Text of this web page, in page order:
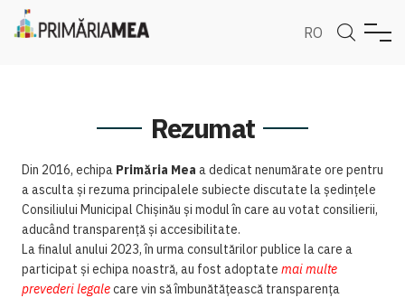
RO
Rezumat
Din 2016, echipa Primăria Mea a dedicat nenumărate ore pentru
a asculta și rezuma principalele subiecte discutate la ședințele
Consiliului Municipal Chișinău și modul în care au votat consilierii,
aducând transparență și accesibilitate.
La finalul anului 2023, în urma consultărilor publice la care a
participat și echipa noastră, au fost adoptate mai multe
prevederi legalecare vin să îmbunătățească transparența